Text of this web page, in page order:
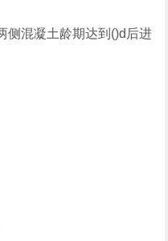
侧混凝土龄期达到()d后进